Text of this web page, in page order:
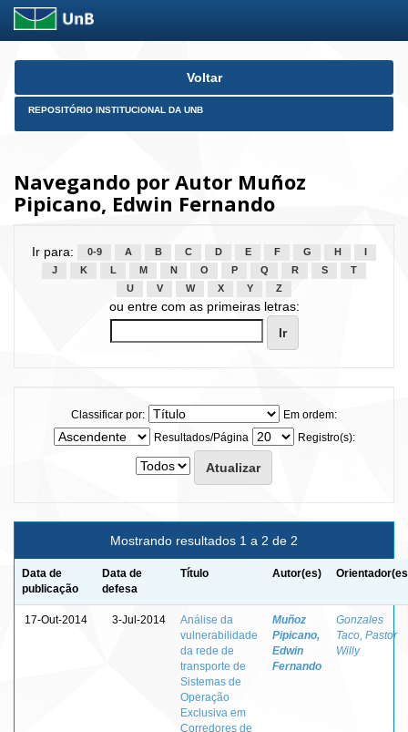
Skip
Voltar
REPOSITÓRIO INSTITUCIONAL DA UNB
Navegando por Autor Muñoz
Pipicano, Edwin Fernando
Ir para: 0-9 A B C D E F G H
J
K L M N O P Q R S
T
U
V W X Y Z
ou entre com as primeiras letras:
Classificar por:
Em ordem:
Resultados/Página
Registro(s):
Mostrando resultados 1 a 2 de 2
Data de
publicação
Data de
defesa
Título Autor(es)
17-Out-2014 3-Jul-2014
Análise da
vulnerabilidade
da rede de
transporte de
Sistemas de
Operação
Exclusiva em
Corredores de
Muñoz
Pipicano,
Edwin
Fernando
Gonzales
Taco, Pastor
Willy